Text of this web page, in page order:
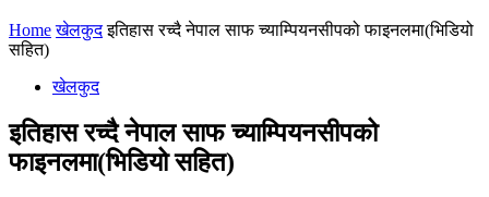
Home खेलकुद इतिहास रच्दै नेपाल साफ च्याम्पियनसीपको फाइनलमा(भिडियो
सहित)
खेलकुद
इतिहास रच्दै नेपाल साफ च्याम्पियनसीपको
फाइनलमा(भिडियो सहित)